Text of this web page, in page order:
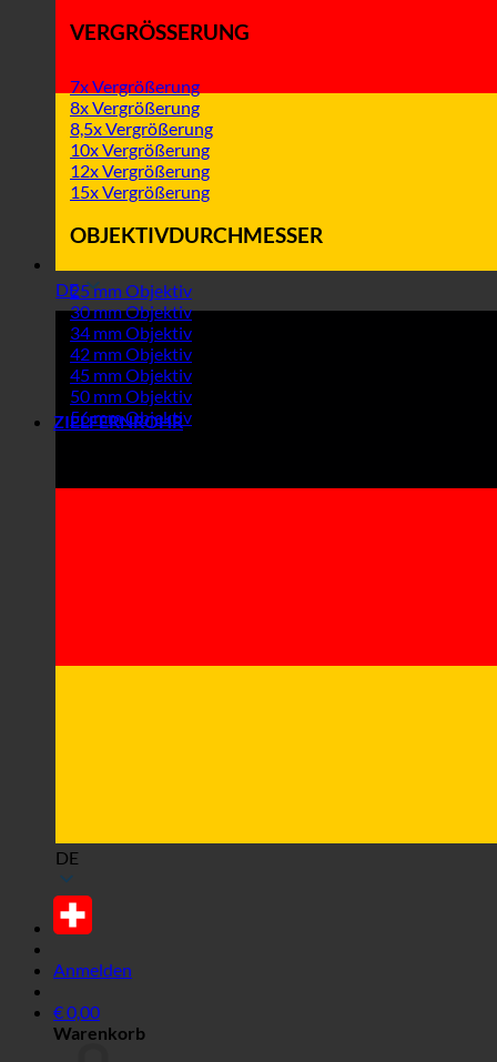
DE
DE
Anmelden
€0,00
Warenkorb
VERGRÖSSERUNG
7x Vergrößerung
8x Vergrößerung
8,5x Vergrößerung
10x Vergrößerung
12x Vergrößerung
15x Vergrößerung
OBJEKTIVDURCHMESSER
25 mm Objektiv
30 mm Objektiv
34 mm Objektiv
42 mm Objektiv
45 mm Objektiv
50 mm Objektiv
56 mm Objektiv
ZIELFERNROHR